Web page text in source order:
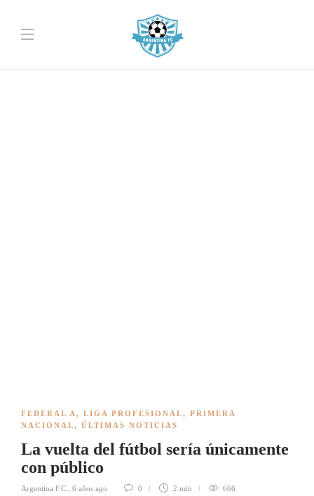
FEDERAL A , LIGA PROFESIONAL, PRIMERA
NACIONAL, ÚLTIMAS NOTICIAS
La vuelta del fútbol sería únicamente
con público
Argentina F.C. 6 años ago 0 2 min 666